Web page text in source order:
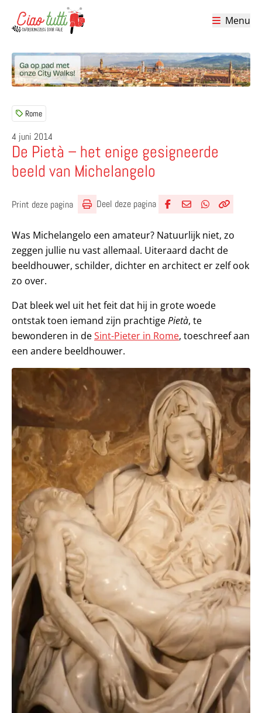
Menu
Rome
4 juni 2014
De Pietà – het enige gesigneerde
beeld van Michelangelo
Print deze pagina Deel deze pagina
Was Michelangelo een amateur? Natuurlijk niet, zo
zeggen jullie nu vast allemaal. Uiteraard dacht de
beeldhouwer, schilder, dichter en architect er zelf ook
zo over.
Dat bleek wel uit het feit dat hij in grote woede
ontstak toen iemand zijn prachtigePietà, te
bewonderen in deSint-Pieter in Rome, toeschreef aan
een andere beeldhouwer.